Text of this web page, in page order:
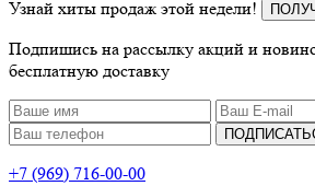
Узнай хиты продаж этой недели!
Подпишись на рассылку акций и
бесплатную доставку
+7 (969) 716-00-00